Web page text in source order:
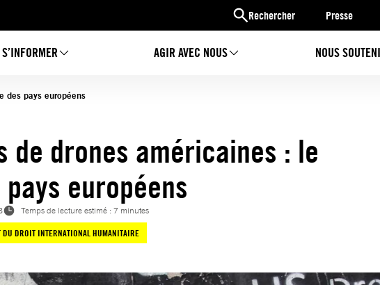
Rechercher Presse
S’INFORMER AGIR AVEC NOUS NOUS
des pays européens
de drones américaines : le
européens
Temps de lecture estimé : 7 minutes
DU DROIT INTERNATIONAL HUMANITAIRE